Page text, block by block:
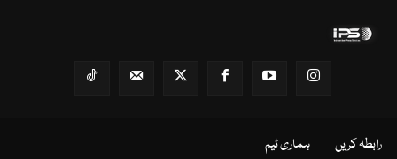
رابطہ کریں ہماری ٹیم